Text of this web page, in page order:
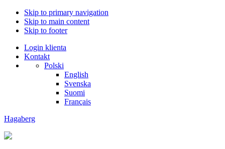
Skip to primary navigation
Skip to main content
Skip to footer
Login klienta
Kontakt
Polski
English
Svenska
Suomi
Français
Hagaberg